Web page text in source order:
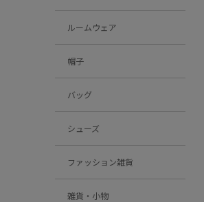
ルームウェア
帽子
バッグ
シューズ
ファッション雑貨
雑貨・小物